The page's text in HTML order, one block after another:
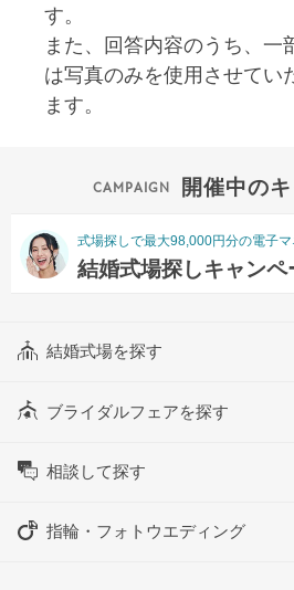
す。
また、回答内容のうち、一
は写真のみを使用させてい
ます。
開催中の
式場探しで最大98,000円分の電子
結婚式場探しキャンペ
結婚式場を探す
ブライダルフェアを探す
相談して探す
指輪・フォトウエディング